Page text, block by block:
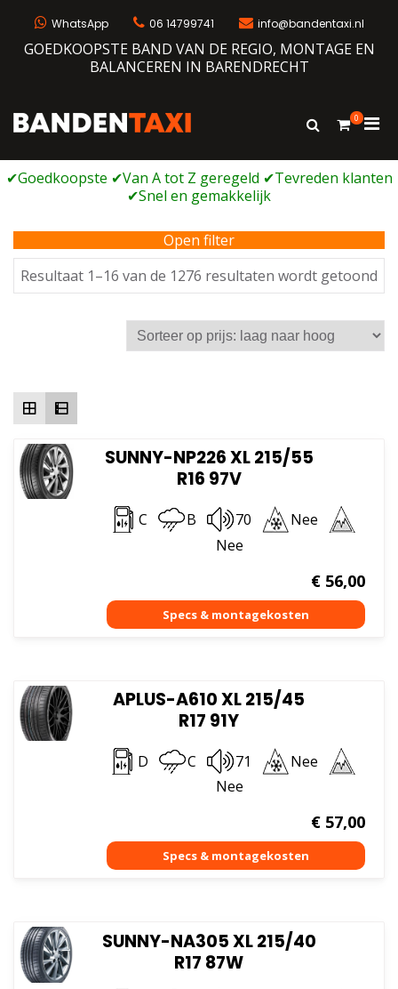
WhatsApp 06 14799741 info@bandentaxi.nl
GOEDKOOPSTE BAND VAN DE REGIO, MONTAGE EN
BALANCEREN IN BARENDRECHT
Bandengarage met eigen webshop
Toon
0
voor
Open filter
Resultaat 1–16 van de 1276 resultaten wordt getoond
op
SUNNY-NP226 XL 215/55
R16 97V
C B 70
Nee
Nee
€56,00
APLUS-A610 XL 215/45
R17 91Y
D C 71
Nee
Nee
€57,00
SUNNY-NA305 XL 215/40
R17 87W